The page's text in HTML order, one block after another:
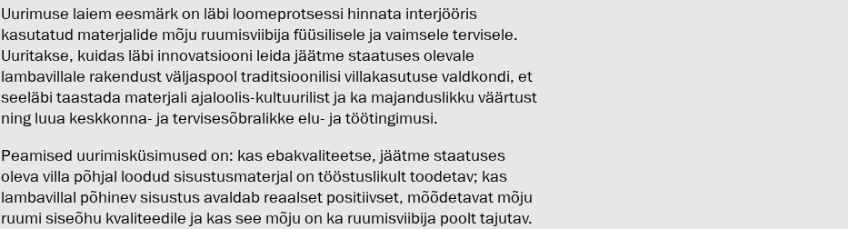
Uurimuse laiem eesmärk on läbi loomeprotsessi hinnata interjööris
kasutatud materjalide mõju ruumisviibija füüsilisele ja vaimsele tervisele.
Uuritakse, kuidas läbi innovatsiooni leida jäätme staatuses olevale
lambavillale rakendust väljaspool traditsioonilisi villakasutuse valdkondi, et
seeläbi taastada materjali ajaloolis-kultuurilist ja ka majanduslikku väärtust
ning luua keskkonna- ja tervisesõbralikke elu- ja töötingimusi.
Peamised uurimisküsimused on: kas ebakvaliteetse, jäätme staatuses
oleva villa põhjal loodud sisustusmaterjal on tööstuslikult toodetav; kas
lambavillal põhinev sisustus avaldab reaalset positiivset, mõõdetavat mõju
ruumi siseõhu kvaliteedile ja kas see mõju on ka ruumisviibija poolt tajutav.